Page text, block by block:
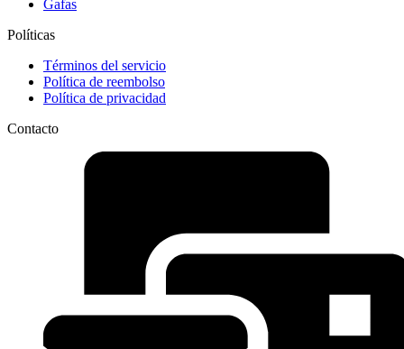
Gafas
Políticas
Términos del servicio
Política de reembolso
Política de privacidad
Contacto